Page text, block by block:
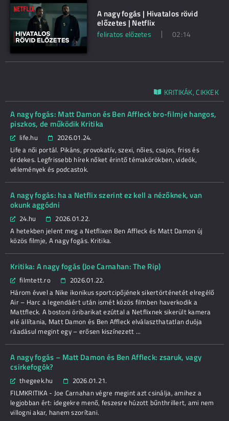
A nagy fogás | Hivatalos rövid
előzetes | Netflix
feliratos előzetes 02:14
KRITIKÁK, CIKKEK
A nagy fogás: Matt Damon és Ben Affleck bro-filmje hangos,
piszkos, de működik Kritika
life.hu
2026.01.24.
Life a női portál. Pikáns, provokatív, szexi, nőies, csajos, friss és
érdekes. Legfrissebb hírek nőket érintő témakörökben, videók,
vélemények és podcastok.
A nagy fogás: ha a Netflix szerint ez kell a nézőknek, van
okunk aggódni
24.hu
2026.01.22.
A hetekben jelent meg a Netflixen Ben Affleck és Matt Damon új
közös filmje, A nagy fogás. Kritika.
Kritika: A nagy fogás (Joe Carnahan: The Rip)
filmtett.ro
2026.01.22.
Három évvel a Nike ikonikus sportcipőjének sikertörténetét elregélő
Air – Harc a legendáért után ismét közös filmben haverkodik a
Mattfleck. A bostoni öribarikat ezúttal a Netflixnek sikerült kamera
elé állítania, Matt Damon és Ben Affleck elválaszthatatlan duója
ráadásul megint egy – erősen kiszínezett ...
A nagy fogás – Matt Damon és Ben Affleck: zsaruk, vagy
csirkefogók?
thegeek.hu
2026.01.21.
FILMKRITIKA - Joe Carnahan végre megint azt csinálja, amihez a
legjobban ért: idegekre menő, feszesre húzott bűnthrillert, ami nem
villogni akar, hanem szorítani.